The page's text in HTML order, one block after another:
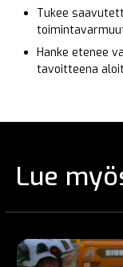
Tukee
Hanke etenee
tavoitteena
Lue